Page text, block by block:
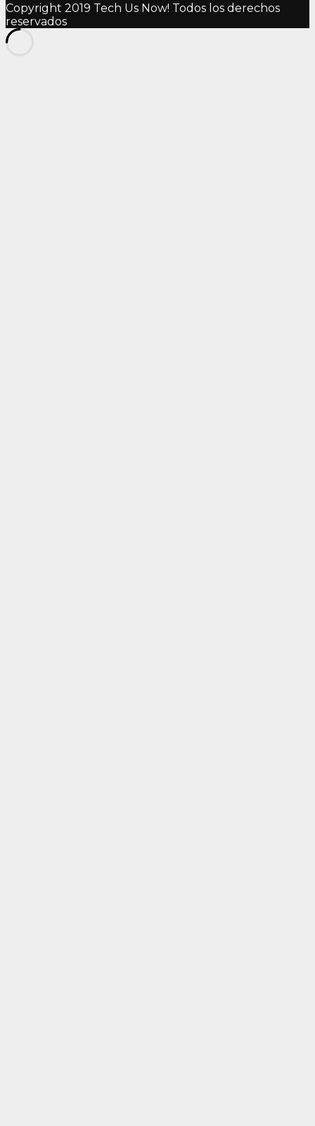
Copyright 2019 Tech Us Now! Todos los derechos
reservados